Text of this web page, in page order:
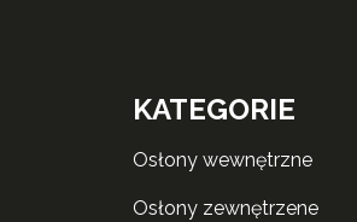
KATEGORIE
osłony wewnętrzne
osłony zewnętrzene